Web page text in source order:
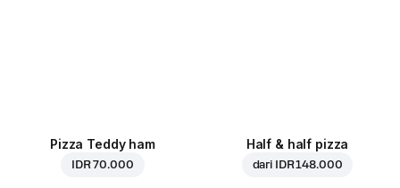
Pizza Teddy ham
IDR 70.000
Half & half pizza
dari IDR 148.000